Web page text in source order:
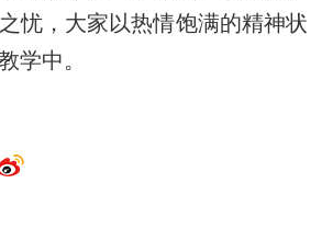
忧，大家以热情饱满的精神状
学中。